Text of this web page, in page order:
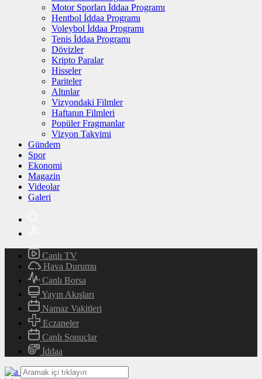
Motor Sporları İddaa Programı
Hentbol İddaa Programı
Voleybol İddaa Programı
Tenis İddaa Programı
Dövizler
Kripto Paralar
Hisseler
Pariteler
Altınlar
Vizyondaki Filmler
Haftanın Filmleri
Popüler Fragmanlar
Vizyon Takvimi
Gündem
Spor
Ekonomi
Magazin
Videolar
Galeri
Canlı TV
Hava Durumu
Canlı Borsa
Yayın Akışları
Namaz Vakitleri
Eczaneler
Canlı Sonuçlar
İddaa